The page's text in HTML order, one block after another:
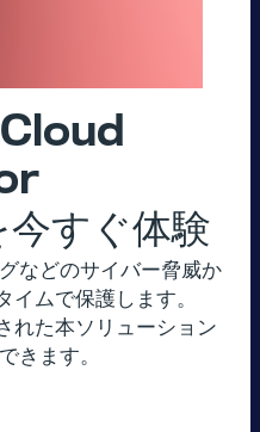
すぐ体験
などのサイバー脅威か
イムで保護します。
れた本ソリューション
きます。